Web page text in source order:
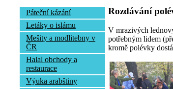
Páteční kázání
Letáky o islámu
Mešity a modlitebny v
ČR
Halal obchody a
restaurace
Výuka arabštiny
Rozdávání
V mrazivých
potřebným lidem
kromě polévky